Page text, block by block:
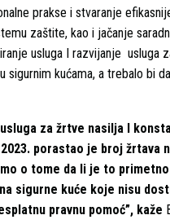
prakse i stvaranje
zaštite, kao i jačanje
usluga I razvijanje usluga
sigurnim kućama, a trebalo bi
za žrtve nasilja I
porastao je broj
o tome da li je to
sigurne kuće koje nisu
pravnu pomoć”, kaže